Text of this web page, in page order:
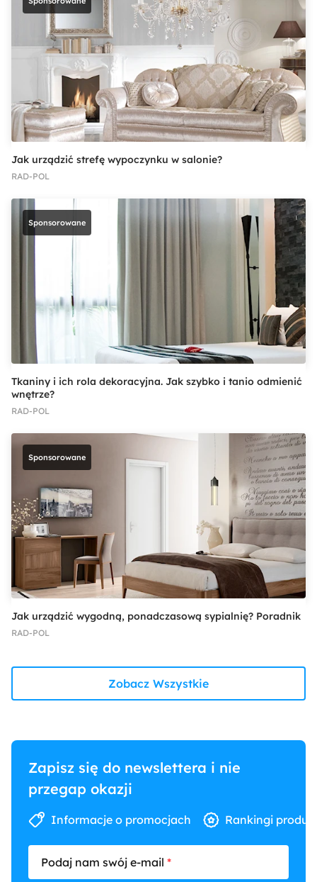
Jak urządzić strefę wypoczynku w salonie?
RAD-POL
Sponsorowane
Tkaniny i ich rola dekoracyjna. Jak szybko i tanio odmienić
wnętrze?
RAD-POL
Sponsorowane
Jak urządzić wygodną, ponadczasową sypialnię? Poradnik
RAD-POL
Zobacz Wszystkie
Zapisz się do newslettera i nie
przegap okazji
Informacje o promocjach Rankingi
Podaj nam swój e-mail